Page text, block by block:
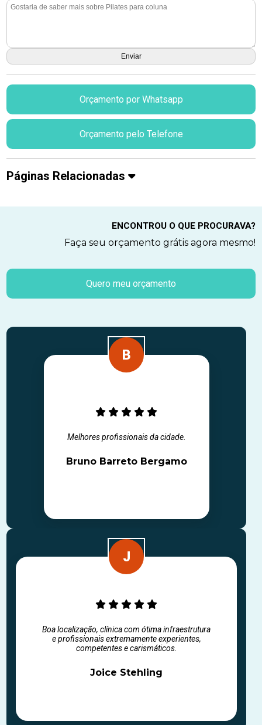
Orçamento por Whatsapp
Orçamento pelo Telefone
Páginas Relacionadas
ENCONTROU O QUE PROCURAVA?
Faça seu orçamento grátis agora mesmo!
Quero meu orçamento
Melhores profissionais da cidade.
Bruno Barreto Bergamo
Boa localização, clínica com ótima infraestrutura
e profissionais extremamente experientes,
competentes e carismáticos.
Joice Stehling